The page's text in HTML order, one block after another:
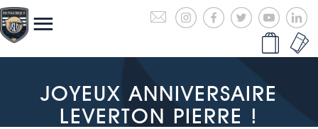
JOYEUX ANNIVERSAIRE
LEVERTON PIERRE !